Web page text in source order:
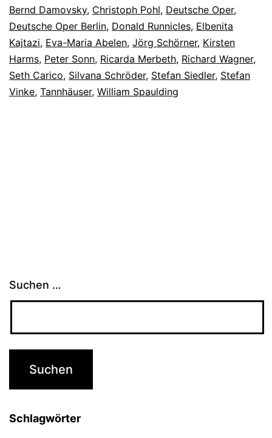
Bernd Damovsky, Christoph Pohl, Deutsche Oper,
Deutsche Oper Berlin, Donald Runnicles, Elbenita
Kajtazi, Eva-Maria Abelen, Jörg Schörner, Kirsten
Harms, Peter Sonn, Ricarda Merbeth, Richard Wagner,
Seth Carico, Silvana Schröder, Stefan Siedler, Stefan
Vinke, Tannhäuser, William Spaulding
Suchen …
Schlagwörter